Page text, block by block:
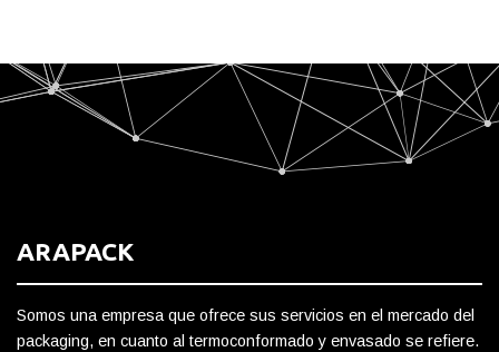
ARAPACK
Somos una empresa que ofrece sus servicios en el mercado del
packaging, en cuanto al termoconformado y envasado se refiere.